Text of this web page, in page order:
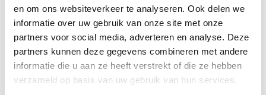
en om ons websiteverkeer te analyseren. Ook delen we
informatie over uw gebruik van onze site met onze
partners voor social media, adverteren en analyse. Deze
partners kunnen deze gegevens combineren met andere
informatie die u aan ze heeft verstrekt of die ze hebben
verzameld op basis van uw gebruik van hun services.
Breedte: 120 cm
Kleuren
Denim, Kobalt, Donkerblauw, Groen, Donkergroen, Geel, Zand,